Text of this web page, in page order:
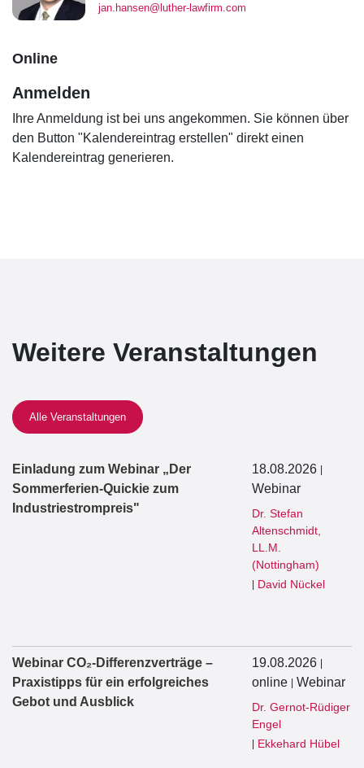
jan.hansen@luther-lawfirm.com
Online
Anmelden
Ihre Anmeldung ist bei uns angekommen. Sie können über
den Button "Kalendereintrag erstellen" direkt einen
Kalendereintrag generieren.
Weitere Veranstaltungen
Alle Veranstaltungen
Einladung zum Webinar „Der
Sommerferien-Quickie zum
Industriestrompreis"
18.08.2026
Webinar
Dr. Stefan
Altenschmidt,
LL.M.
(Nottingham)
David Nückel
Webinar CO₂-Differenzverträge –
Praxistipps für ein erfolgreiches
Gebot und Ausblick
19.08.2026
online Webinar
Dr. Gernot-Rüdiger
Engel
Ekkehard Hübel